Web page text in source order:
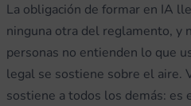
La obligación de formar en IA
ninguna otra del reglamento, y
personas no entienden lo que
legal se sostiene sobre el aire.
sostiene a todos los demás: es